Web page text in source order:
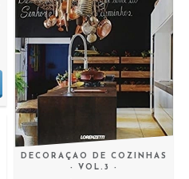
DECORAÇAO DE COZINHAS
- VOL.3 -